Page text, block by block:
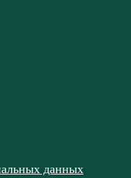
данных